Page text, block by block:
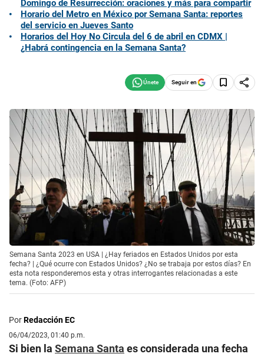
Domingo de Resurrección: oraciones y más para compartir
Horario del Metro en México por Semana Santa: reportes
del servicio en Jueves Santo
Horarios del Hoy No Circula del 6 de abril en CDMX |
¿Habrá contingencia en la Semana Santa?
Seguir en
Semana Santa 2023 en USA | ¿Hay feriados en Estados Unidos por esta
fecha? | ¿Qué ocurre con Estados Unidos? ¿No se trabaja por estos días? En
esta nota responderemos esta y otras interrogantes relacionadas a este
tema. (Foto: AFP)
PorRedacción EC
06/04/2023, 01:40 p.m.
Si bien la Semana Santa es considerada una fecha